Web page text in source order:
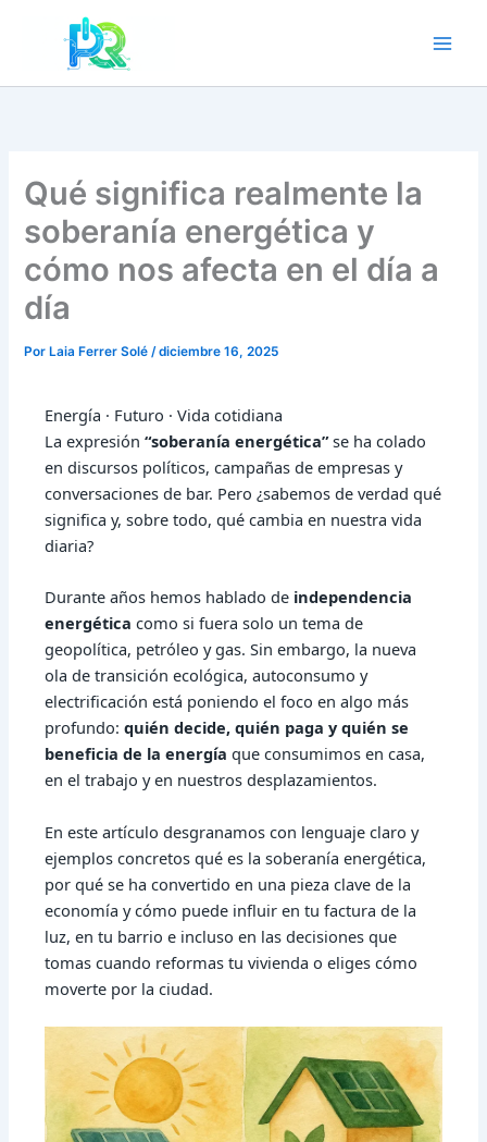
contenido
Qué significa realmente la
soberanía energética y
cómo nos afecta en el día a
día
Por Laia Ferrer Solé/diciembre 16, 2025
Energía · Futuro · Vida cotidiana
La expresión “soberanía energética”se ha colado
en discursos políticos, campañas de empresas y
conversaciones de bar. Pero ¿sabemos de verdad qué
significa y, sobre todo, qué cambia en nuestra vida
diaria?
Durante años hemos hablado de independencia
energética como si fuera solo un tema de
geopolítica, petróleo y gas. Sin embargo, la nueva
ola de transición ecológica, autoconsumo y
electrificación está poniendo el foco en algo más
profundo: quién decide, quién paga y quién se
beneficia de la energía que consumimos en casa,
en el trabajo y en nuestros desplazamientos.
En este artículo desgranamos con lenguaje claro y
ejemplos concretos qué es la soberanía energética,
por qué se ha convertido en una pieza clave de la
economía y cómo puede influir en tu factura de la
luz, en tu barrio e incluso en las decisiones que
tomas cuando reformas tu vivienda o eliges cómo
moverte por la ciudad.